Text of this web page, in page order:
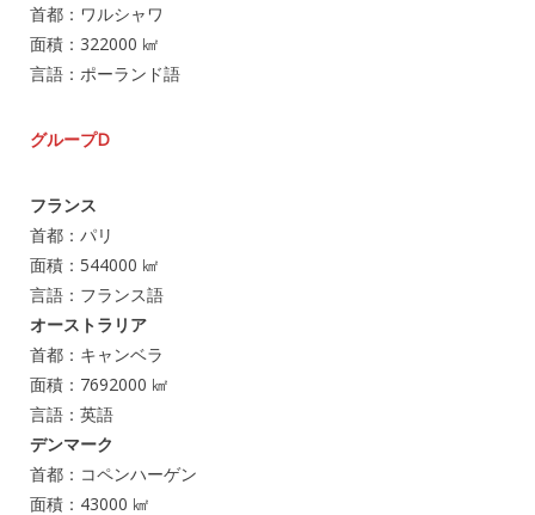
首都：ワルシャワ
面積：322000 ㎢
言語：ポーランド語
グループD
フランス
首都：パリ
面積：544000 ㎢
言語：フランス語
オーストラリア
首都：キャンベラ
面積：7692000 ㎢
言語：英語
デンマーク
首都：コペンハーゲン
面積：43000 ㎢